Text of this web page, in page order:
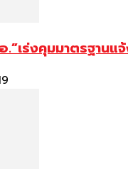
เร่งคุมมาตรฐาน